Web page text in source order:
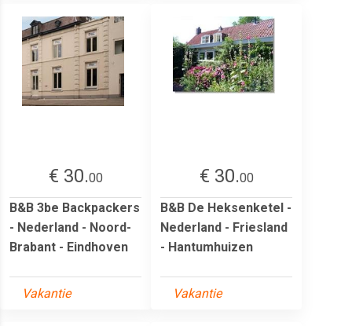
€ 30.00
B&B 3be Backpackers
- Nederland - Noord-
Brabant - Eindhoven
Vakantie
€ 30.00
B&B De Heksenketel -
Nederland - Friesland
- Hantumhuizen
Vakantie